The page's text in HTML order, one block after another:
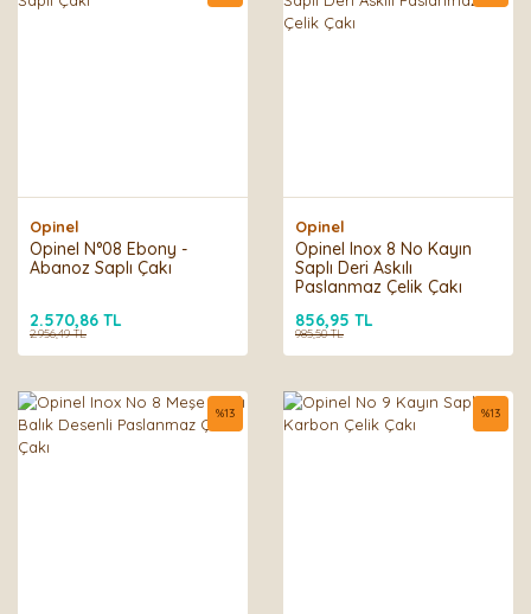
Opinel
Opinel N°08 Ebony -
Abanoz Saplı Çakı
2.570,86 TL
2.956,49 TL
Opinel
Opinel Inox 8 No Kayın
Saplı Deri Askılı
Paslanmaz Çelik Çakı
856,95 TL
985,50 TL
%13 %13